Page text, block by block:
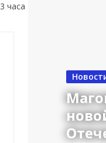
часа